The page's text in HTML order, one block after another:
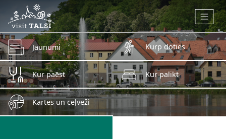
Skip to main content
Jaunumi Kurp doties
Kur paēst Kur palikt
Kartes un ceļveži